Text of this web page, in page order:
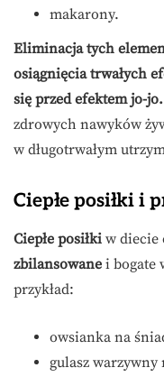
makarony.
Eliminacja tych
osiągnięcia trwałych
się przed efektem jo-jo.
zdrowych nawyków
w długotrwałym
Ciepłe posiłki i
Ciepłe posiłki w diecie
zbilansowane i bogate
przykład:
owsianka na
gulasz warzywny